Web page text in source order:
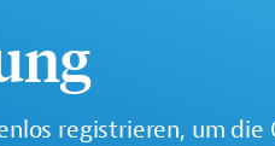
registrieren, um